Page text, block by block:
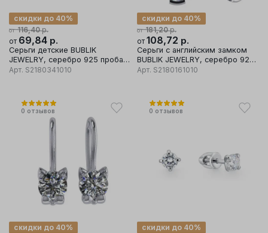
от 116,40р.
скидки до 40%
от 69,84 р.
Серьги детские BUBLIK
JEWELRY, серебро 925 проба,
вставка фианит
Арт. S2180341010
от 181,20р.
скидки до 40%
от 108,72 р.
Серьги с английским замком
BUBLIK JEWELRY, серебро 925
проба, вставка фианит
Арт. S2180161010
0 отзывов
скидки до 40%
0 отзывов
скидки до 40%